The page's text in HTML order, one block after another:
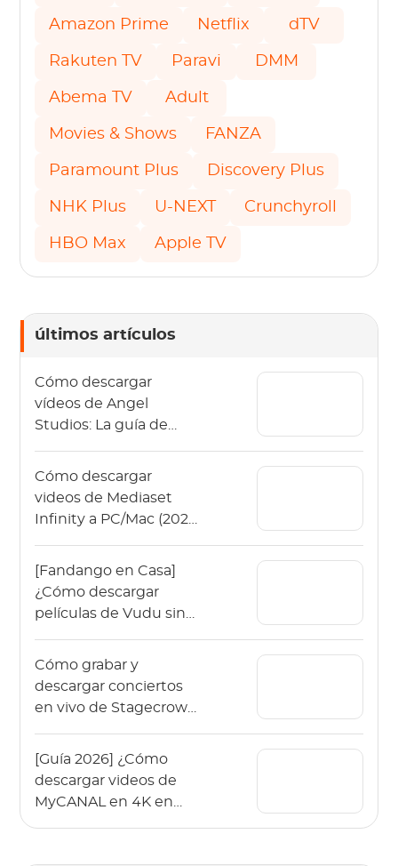
Amazon Prime Netflix dTV
Rakuten TV Paravi DMM
Abema TV Adult
Movies & Shows FANZA
Paramount Plus Discovery Plus
NHK Plus U-NEXT Crunchyroll
HBO Max Apple TV
últimos artículos
Cómo descargar
vídeos de Angel
Studios: La guía de
Cómo descargar
videos de Mediaset
Infinity a PC/Mac (2026
[Fandango en Casa]
¿Cómo descargar
películas de Vudu sin
Cómo grabar y
descargar conciertos
en vivo de Stagecrowd
[Guía 2026] ¿Cómo
descargar videos de
MyCANAL en 4K en